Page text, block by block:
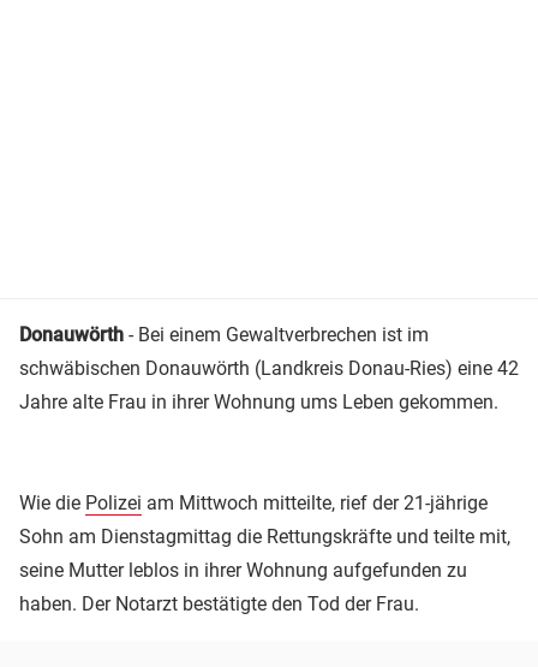
Donauwörth - Bei einem Gewaltverbrechen ist im
schwäbischen Donauwörth (Landkreis Donau-Ries) eine 42
Jahre alte Frau in ihrer Wohnung ums Leben gekommen.
Wie die Polizei am Mittwoch mitteilte, rief der 21-jährige
Sohn am Dienstagmittag die Rettungskräfte und teilte mit,
seine Mutter leblos in ihrer Wohnung aufgefunden zu
haben. Der Notarzt bestätigte den Tod der Frau.